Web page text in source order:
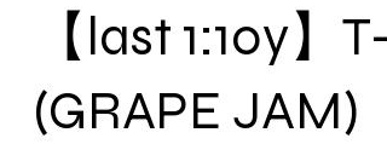
【last 1:10y】
(GRAPE JAM)